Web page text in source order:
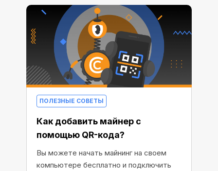
пользователями.
ПОЛЕЗНЫЕ СОВЕТЫ
Как добавить майнер с
помощью QR-кода?
Вы можете начать майнинг на своем
компьютере бесплатно и подключить